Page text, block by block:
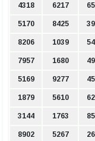
4318 6217
5170 8425
8206 1039
7957 1680
5169 9277
1879 5610
3144 1763
8902 5267